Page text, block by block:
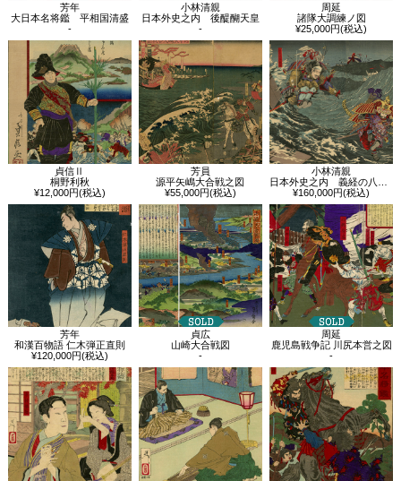
芳年
大日本名将鑑 平相国清盛
-
小林清親
日本外史之内 後醍醐天皇
-
周延
諸隊大調練ノ図
¥25,000円(税込)
貞信Ⅱ
桐野利秋
¥12,000円(税込)
芳員
源平矢嶋大合戦之図
¥55,000円(税込)
小林清親
日本外史之内 義経の八艘飛び
¥160,000円(税込)
芳年
和漢百物語 仁木弾正直則
¥120,000円(税込)
貞広
山崎大合戦図
-
周延
鹿児島戦争記 川尻本営之図
-